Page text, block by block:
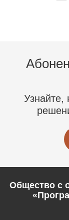
Общество с